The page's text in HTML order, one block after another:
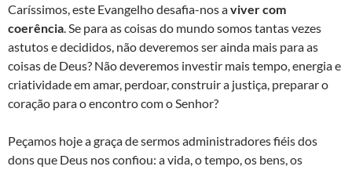
Caríssimos, este Evangelho desafia-nos aviver com
coerência. Se para as coisas do mundo somos tantas vezes
astutos e decididos, não deveremos ser ainda mais para as
coisas de Deus? Não deveremos investir mais tempo, energia e
criatividade em amar, perdoar, construir a justiça, preparar o
coração para o encontro com o Senhor?
Peçamos hoje a graça de sermos administradores fiéis dos
dons que Deus nos confiou: a vida, o tempo, os bens, os